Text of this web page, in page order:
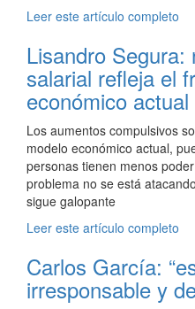
Leer este artículo completo
Lisandro
salarial refleja el
económico actual
Los aumentos compulsivos
modelo económico actual,
personas tienen menos
problema no se está
sigue galopante
Leer este artículo completo
Carlos García:
irresponsable y